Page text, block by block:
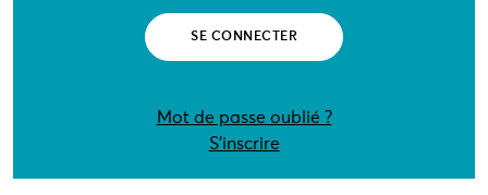
Mot de passe oublié ?
S’inscrire